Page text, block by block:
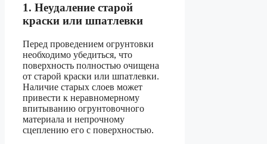
1. Неудаление старой
краски или шпатлевки
Перед проведением огрунтовки
необходимо убедиться, что
поверхность полностью очищена
от старой краски или шпатлевки.
Наличие старых слоев может
привести к неравномерному
впитыванию огрунтовочного
материала и непрочному
сцеплению его с поверхностью.